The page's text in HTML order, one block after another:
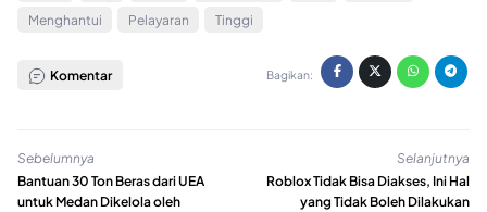
Menghantui
Pelayaran Tinggi
Komentar Bagikan:
Sebelumnya
Bantuan 30 Ton Beras dari UEA
untuk Medan Dikelola oleh
Selanjutnya
Roblox Tidak Bisa Diakses, Ini Hal
yang Tidak Boleh Dilakukan